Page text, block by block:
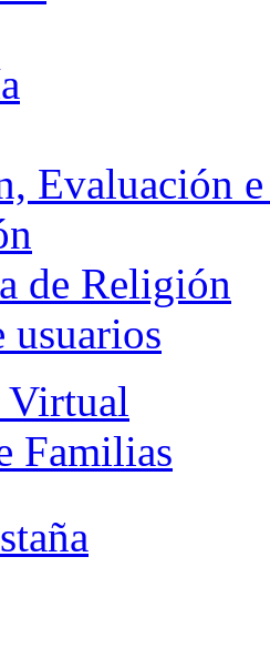
Evaluación
de Religión
usuarios
Virtual
Familias